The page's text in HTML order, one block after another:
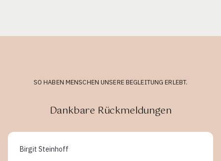
SO HABEN MENSCHEN UNSERE BEGLEITUNG ERLEBT.
Dankbare Rückmeldungen
Birgit Steinhoff